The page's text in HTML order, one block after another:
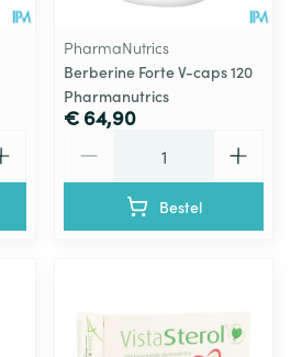
PharmaNutrics
Berberine Forte V-caps 120
Pharmanutrics
€ 64,90
Bestel